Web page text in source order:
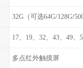
32G（可选64G/128G/
17、19、32、43、49、
多点红外触摸屏